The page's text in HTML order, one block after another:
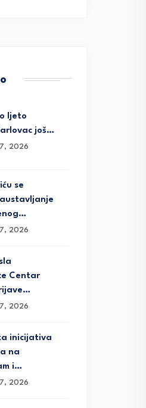
ljeto
još…
2026
se
2026
Centar
2026
inicijativa
na
i…
2026